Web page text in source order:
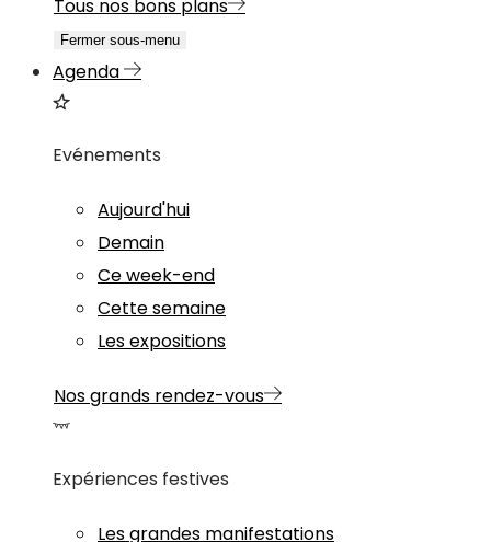
Tous nos bons plans
Fermer sous-menu
Agenda
Evénements
Aujourd'hui
Demain
Ce week-end
Cette semaine
Les expositions
Nos grands rendez-vous
Expériences festives
Les grandes manifestations